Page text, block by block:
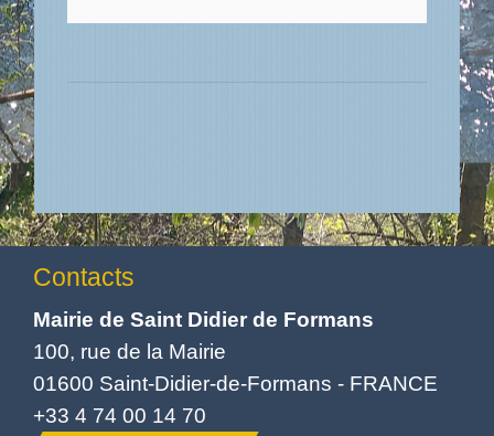
Contacts
Mairie de Saint Didier de Formans
100, rue de la Mairie
01600 Saint-Didier-de-Formans - FRANCE
+33 4 74 00 14 70